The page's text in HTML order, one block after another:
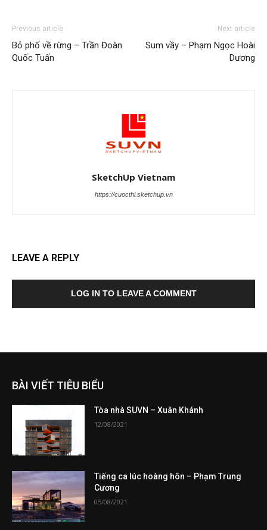
Previous article
Bỏ phố về rừng – Trần Đoàn
Quốc Tuấn
Next article
Sum vầy – Phạm Ngọc Hoài
Dương
SketchUp Vietnam
https://cuocthi.sketchup.vn
LEAVE A REPLY
LOG IN TO LEAVE A COMMENT
BÀI VIẾT TIÊU BIỂU
Tòa nhà SUVN – Xuân Khánh
12/08/2021
Tiếng ca lúc hoàng hôn – Phạm Trung
Cương
05/08/2021